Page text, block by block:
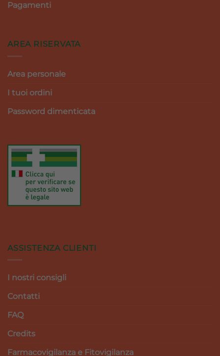
Pagamenti
AREA RISERVATA
Area personale
I tuoi ordini
Password dimenticata
ASSISTENZA CLIENTI
I nostri consigli
Contatti
FAQ
Credits
Farmacovigilanza e Fitovigilanza